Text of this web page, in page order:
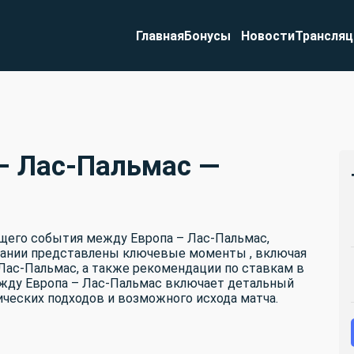
ГлавнаяБонусы Новости
Лас-Пальмас —
события между Европа – Лас-Пальмас,
представлены ключевые моменты , включая
Пальмас, а также рекомендации по ставкам в
Европа – Лас-Пальмас включает детальный
подходов и возможного исхода матча.